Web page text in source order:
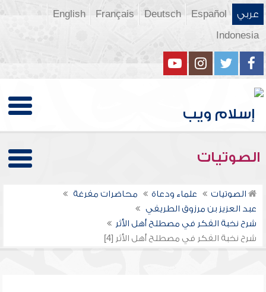
عربي Español
Deutsch
Français
English
Indonesia
الصوتيات
الصوتيات علماء ودعاة
محاضرات مفرغة
عبد العزيز بن مرزوق الطريفي
شرح نخبة الفكر في مصطلح أهل الأثر
شرح نخبة الفكر في مصطلح أهل الأثر [4]